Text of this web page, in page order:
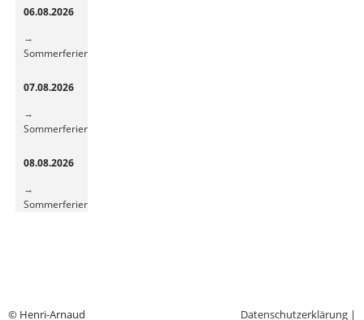
06.08.2026
Sommerferien
07.08.2026
Sommerferien
08.08.2026
Sommerferien
© Henri-Arnaud Datenschutzerklärung |